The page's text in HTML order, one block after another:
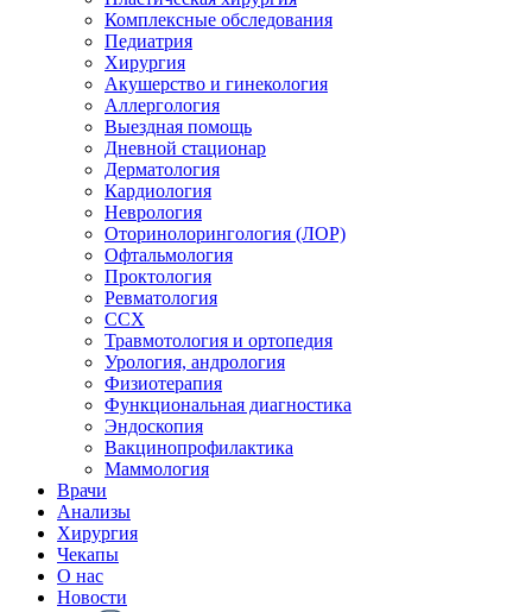
Комплексные обследования
Педиатрия
Хирургия
Акушерство и гинекология
Аллергология
Выездная помощь
Дневной стационар
Дерматология
Кардиология
Неврология
Оторинолорингология (ЛОР)
Офтальмология
Проктология
Ревматология
ССХ
Травмотология и ортопедия
Урология, андрология
Физиотерапия
Функциональная диагностика
Эндоскопия
Вакцинопрофилактика
Маммология
Врачи
Анализы
Хирургия
Чекапы
О нас
Новости